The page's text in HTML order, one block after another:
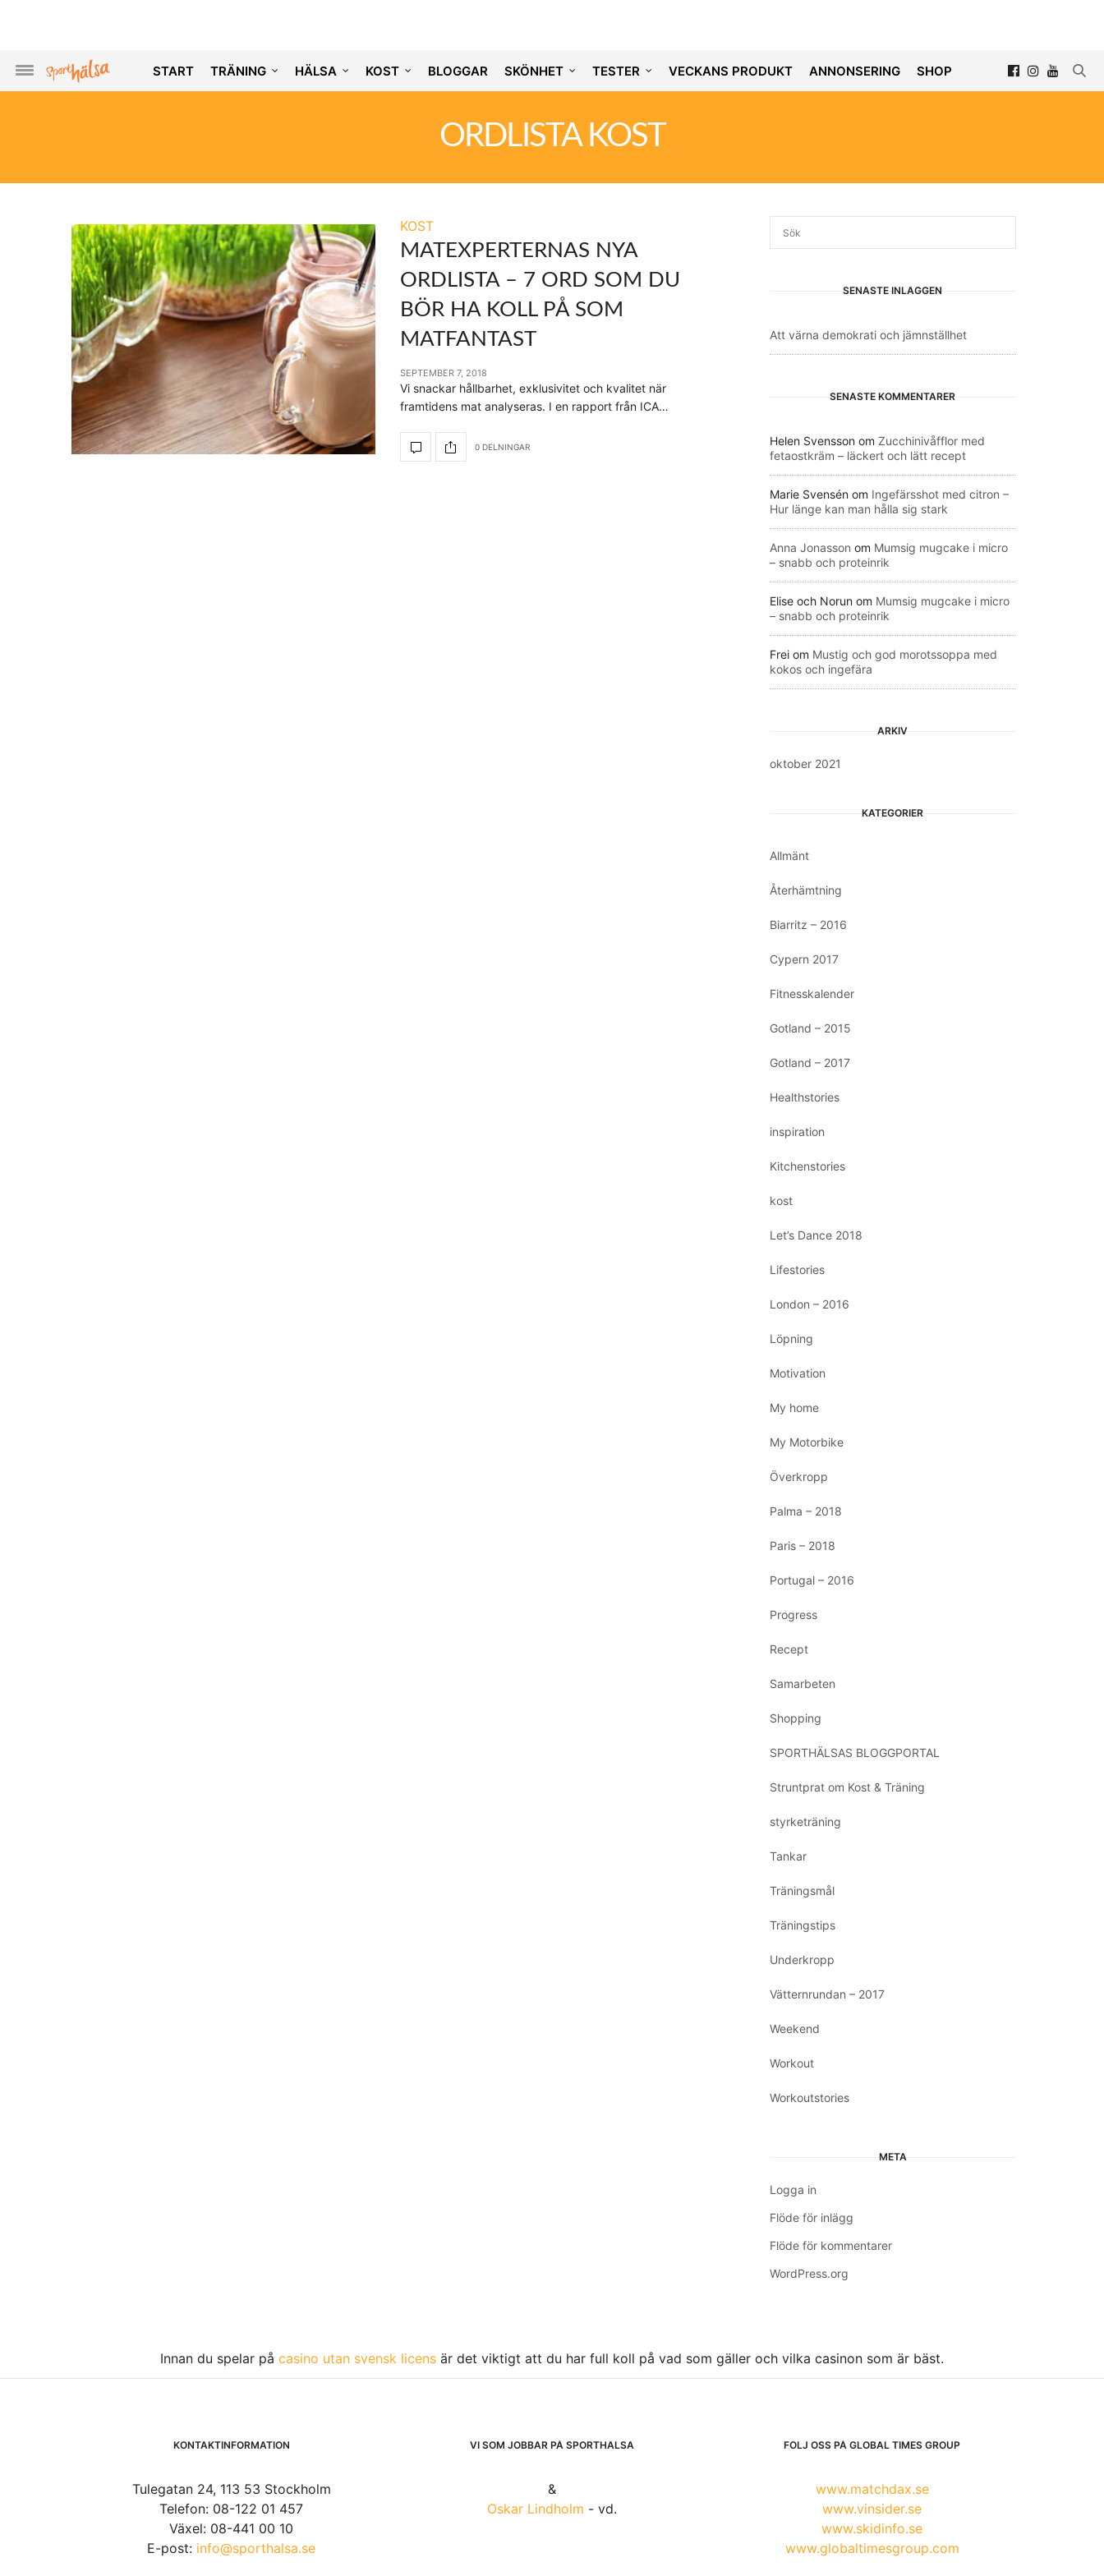
START TRÄNING HÄLSA KOST BLOGGAR SKÖNHET TESTER VECKANS PRODUKT ANNONSERING SHOP
ORDLISTA KOST
KOST
MATEXPERTERNAS NYA
ORDLISTA – 7 ORD SOM DU
BÖR HA KOLL PÅ SOM
MATFANTAST
SEPTEMBER 7, 2018
Vi snackar hållbarhet, exklusivitet och kvalitet när
framtidens mat analyseras. I en rapport från ICA…
0 DELNINGAR
SENASTE INLÄGGEN
Att värna demokrati och jämnställhet
SENASTE KOMMENTARER
Helen Svensson om Zucchinivåfflor med
fetaostkräm – läckert och lätt recept
Marie Svensén om Ingefärsshot med citron –
Hur länge kan man hålla sig stark
Anna Jonasson om Mumsig mugcake i micro
– snabb och proteinrik
Elise och Norun om Mumsig mugcake i micro
– snabb och proteinrik
Frei om Mustig och god morotssoppa med
kokos och ingefära
ARKIV
oktober 2021
KATEGORIER
Allmänt
Återhämtning
Biarritz – 2016
Cypern 2017
Fitnesskalender
Gotland – 2015
Gotland – 2017
Healthstories
inspiration
Kitchenstories
kost
Let’s Dance 2018
Lifestories
London – 2016
Löpning
Motivation
My home
My Motorbike
Överkropp
Palma – 2018
Paris – 2018
Portugal – 2016
Progress
Recept
Samarbeten
Shopping
SPORTHÄLSAS BLOGGPORTAL
Struntprat om Kost & Träning
styrketräning
Tankar
Träningsmål
Träningstips
Underkropp
Vätternrundan – 2017
Weekend
Workout
Workoutstories
META
Logga in
Flöde för inlägg
Flöde för kommentarer
WordPress.org
Innan du spelar på casino utan svensk licens är det viktigt att du har full koll på vad som gäller och vilka casinon som är bäst.
KONTAKTINFORMATION
Tulegatan 24, 113 53 Stockholm
Telefon: 08-122 01 457
Växel: 08-441 00 10
E-post: info@sporthalsa.se
VI SOM JOBBAR PÅ SPORTHÄLSA
&
Oskar Lindholm - vd.
FÖLJ OSS PÅ GLOBAL TIMES GROUP
www.matchdax.se
www.vinsider.se
www.skidinfo.se
www.globaltimesgroup.com